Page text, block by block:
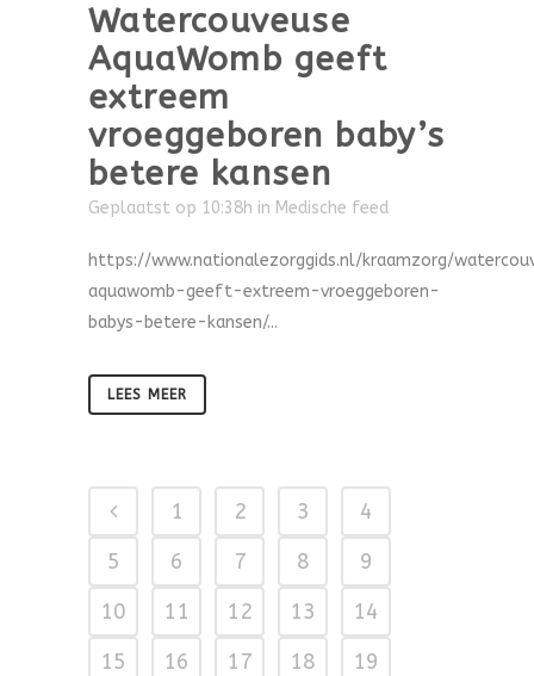
Watercouveuse
AquaWomb geeft
extreem
vroeggeboren baby’s
betere kansen
Geplaatst op 10:38h in Medische feed
https://www.nationalezorggids.nl/kraamzorg/
aquawomb-geeft-extreem-vroeggeboren-
babys-betere-kansen/...
LEES MEER
1 2 3
4
5
6 7 8
9
10
11 12 13
14
15
16 17 18
19